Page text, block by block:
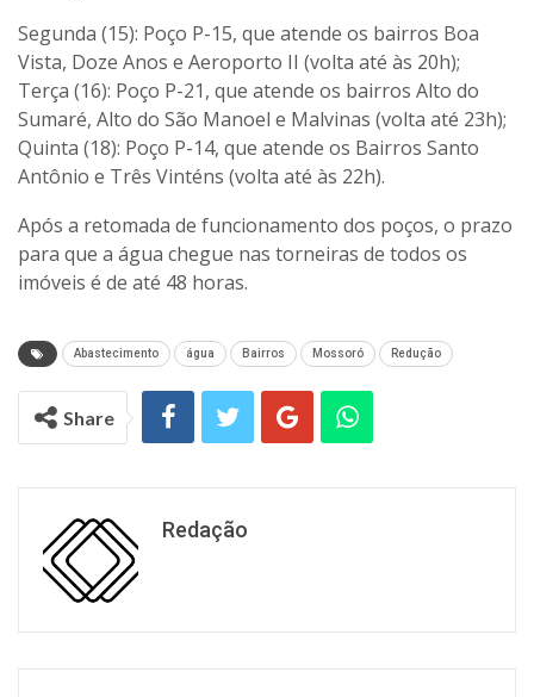
Segunda (15): Poço P-15, que atende os bairros Boa
Vista, Doze Anos e Aeroporto II (volta até às 20h);
Terça (16): Poço P-21, que atende os bairros Alto do
Sumaré, Alto do São Manoel e Malvinas (volta até 23h);
Quinta (18): Poço P-14, que atende os Bairros Santo
Antônio e Três Vinténs (volta até às 22h).
Após a retomada de funcionamento dos poços, o prazo
para que a água chegue nas torneiras de todos os
imóveis é de até 48 horas.
Abastecimento água Bairros Mossoró Redução
Share
Redação